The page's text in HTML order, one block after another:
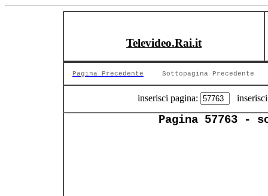
Televideo.Rai.it
Pagina Precedente Sottopagina Precedente
inserisci pagina:
Pagina 57763 -